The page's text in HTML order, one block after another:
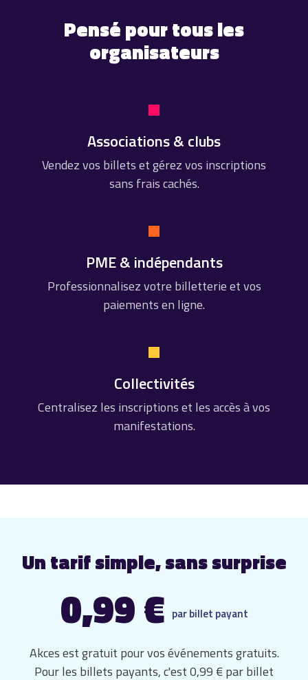
Pensé pour tous les
organisateurs
Associations & clubs
Vendez vos billets et gérez vos inscriptions
sans frais cachés.
PME & indépendants
Professionnalisez votre billetterie et vos
paiements en ligne.
Collectivités
Centralisez les inscriptions et les accès à vos
manifestations.
Un tarif simple, sans surprise
0,99 € par billet payant
Akces est gratuit pour vos événements gratuits.
Pour les billets payants, c'est 0,99 € par billet